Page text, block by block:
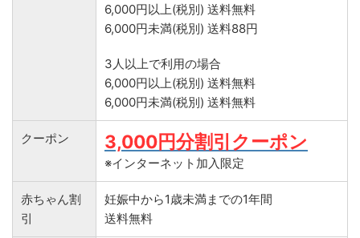
6,000円以上(税別) 送料無料
6,000円未満(税別) 送料88円
3人以上で利用の場合
6,000円以上(税別) 送料無料
6,000円未満(税別) 送料無料
クーポン 3,000円分割引クーポン
※インターネット加入限定
赤ちゃん割
引
妊娠中から1歳未満までの1年間
送料無料